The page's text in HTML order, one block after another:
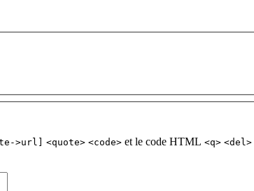
>url] <quote> <code> et le code HTML <q> <del>